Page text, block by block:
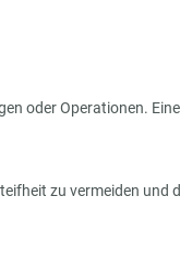
oder Operationen.
zu vermeiden und